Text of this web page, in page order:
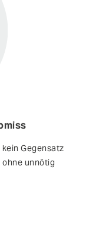
Gegensatz
unnötig